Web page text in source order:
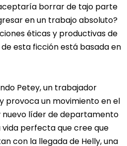
borrar de tajo parte
en un trabajo absoluto?
éticas y productivas de
esta ficción está basada en
Petey, un trabajador
provoca un movimiento en el
nuevo líder de departamento
perfecta que cree que
con la llegada de Helly, una